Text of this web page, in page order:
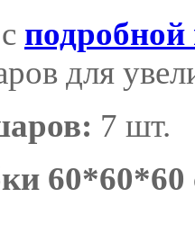
для
7 шт.
60*60*60